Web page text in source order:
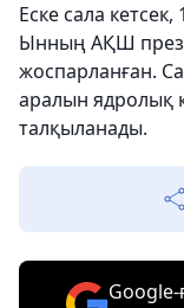
Еске сала
Ынның АҚШ
жоспарланған.
аралын ядролық
талқыланады.